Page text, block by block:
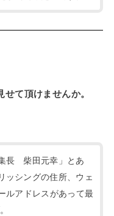
て頂けませんか。
長 柴田元幸」とあ
ッシングの住所、ウェ
ルアドレスがあって最